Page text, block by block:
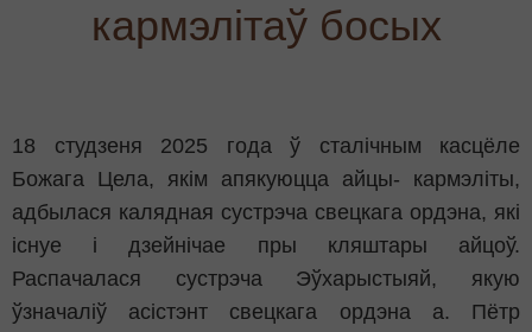
кармэлітаў босых
18 студзеня 2025 года ў сталічным касцёле
Божага Цела, якім апякуюцца айцы- кармэліты,
адбылася калядная сустрэча свецкага ордэна, які
існуе і дзейнічае пры кляштары айцоў.
Распачалася сустрэча Эўхарыстыяй, якую
ўзначаліў асістэнт свецкага ордэна а. Пётр